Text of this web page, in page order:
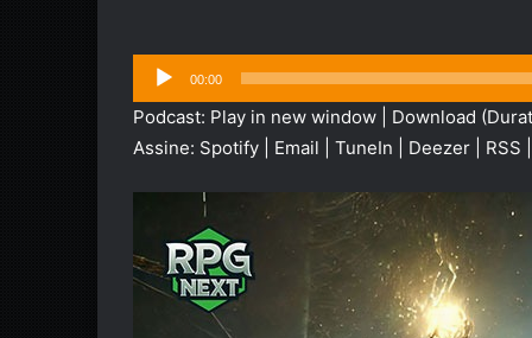
Tocador
de
áudio
00:00
Podcast: Play in new window Download
Assine: Spotify Email TuneIn Deezer RSS